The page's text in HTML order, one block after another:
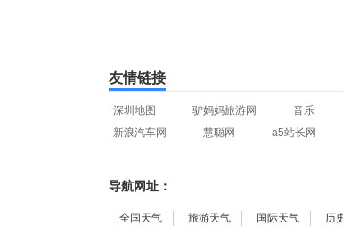
友情链接
深圳地图 驴妈妈旅游网 音乐
新浪汽车网
慧聪网 a5站长网
导航网址：
全国天气 旅游天气 国际天气 历